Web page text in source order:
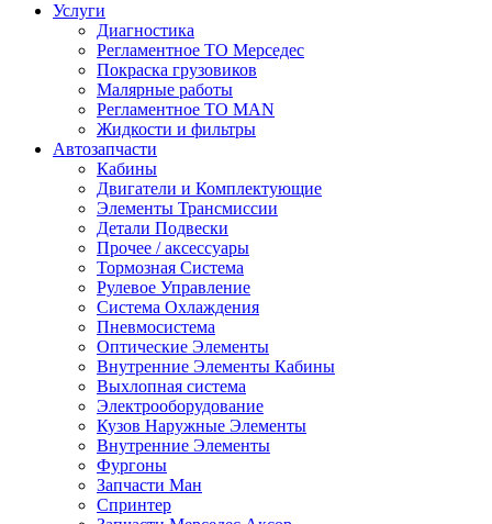
Услуги
Диагностика
Регламентное ТО Мерседес
Покраска грузовиков
Малярные работы
Регламентное ТО MAN
Жидкости и фильтры
Автозапчасти
Кабины
Двигатели и Комплектующие
Элементы Трансмиссии
Детали Подвески
Прочее / аксессуары
Тормозная Система
Рулевое Управление
Система Охлаждения
Пневмосистема
Оптические Элементы
Внутренние Элементы Кабины
Выхлопная система
Электрооборудование
Кузов Наружные Элементы
Внутренние Элементы
Фургоны
Запчасти Ман
Спринтер